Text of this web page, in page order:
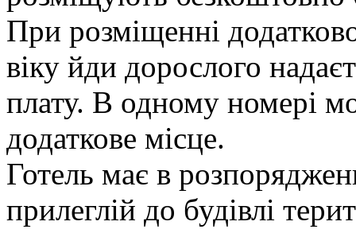
При розміщенні
віку йди дорослого
плату. В одному номері
додаткове місце.
Готель має в
прилеглій до будівлі